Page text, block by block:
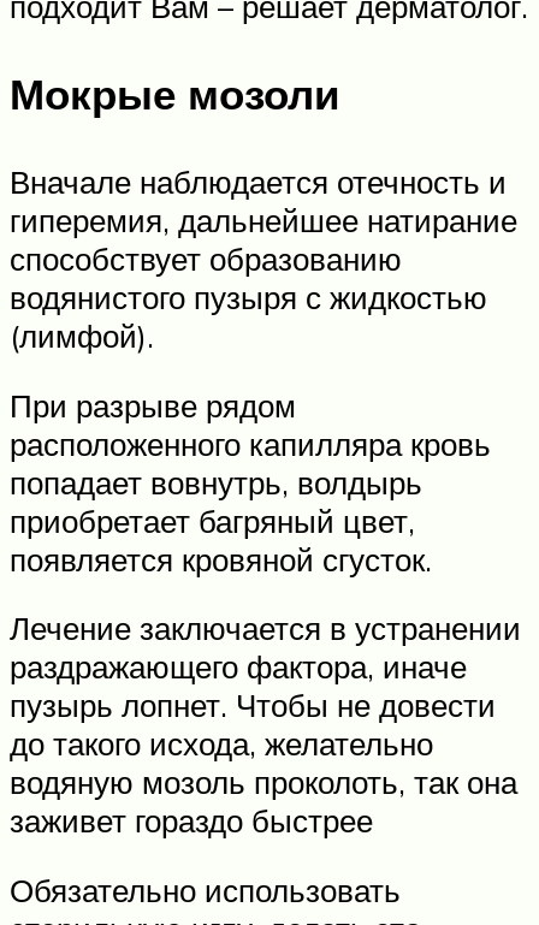
Мокрые мозоли
Вначале наблюдается отечность и
гиперемия, дальнейшее натирание
способствует образованию
водянистого пузыря с жидкостью
(лимфой).
При разрыве рядом
расположенного капилляра кровь
попадает вовнутрь, волдырь
приобретает багряный цвет,
появляется кровяной сгусток.
Лечение заключается в устранении
раздражающего фактора, иначе
пузырь лопнет. Чтобы не довести
до такого исхода, желательно
водяную мозоль проколоть, так она
заживет гораздо быстрее
Обязательно использовать